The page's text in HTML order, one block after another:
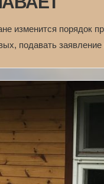
изменится порядок
подавать